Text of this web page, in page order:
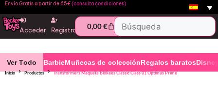
Envío Gratis a partir de 65€(consulta condiciones)
Acceder Registro 0,00€
Ver Todo BarbieMuñecas de colecciónRegalos baratos
Inicio Productos Transformers Maqueta Blokees Classic Class 01 Optimus Prime